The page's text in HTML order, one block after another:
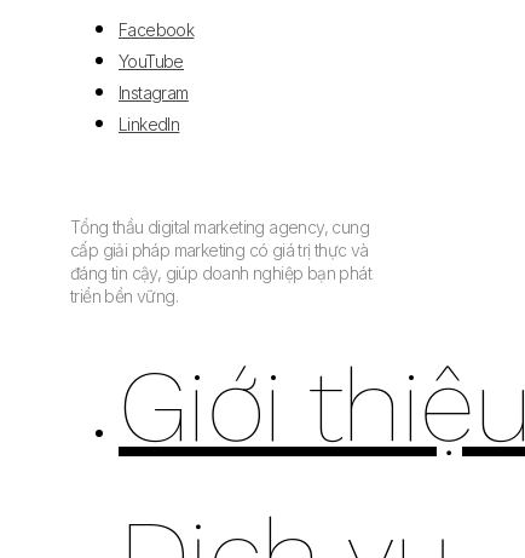
Facebook
YouTube
Instagram
LinkedIn
Tổng thầu digital marketing agency, cung
cấp giải pháp marketing có giá trị thực và
đáng tin cậy, giúp doanh nghiệp bạn phát
triển bền vững.
Giới thiệu